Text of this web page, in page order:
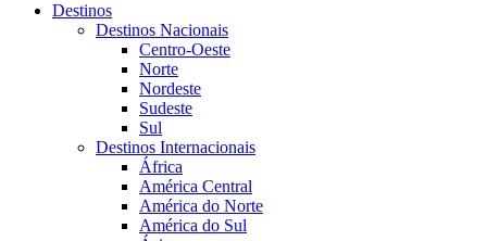
Destinos
Destinos Nacionais
Centro-Oeste
Norte
Nordeste
Sudeste
Sul
Destinos Internacionais
África
América Central
América do Norte
América do Sul